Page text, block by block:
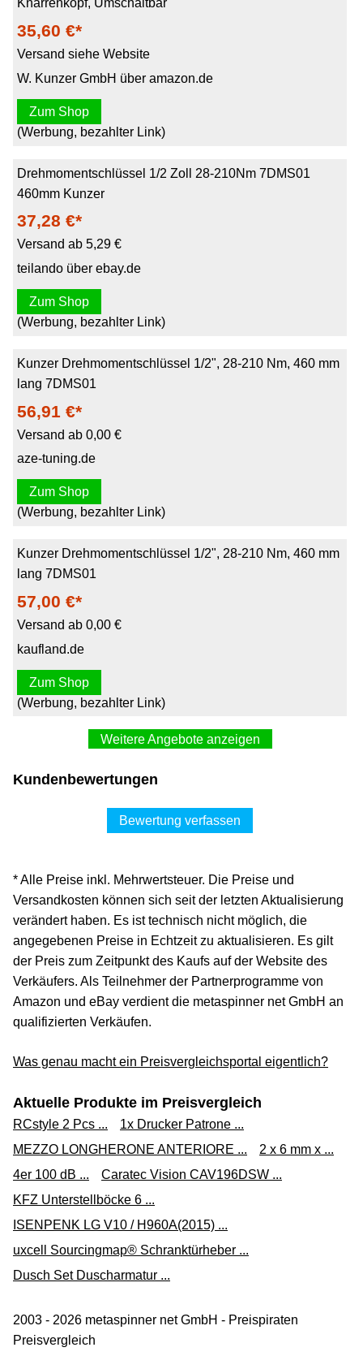
Knarrenkopf, Umschaltbar
35,60 €*
Versand siehe Website
W. Kunzer GmbH über amazon.de
Zum Shop
(Werbung, bezahlter Link)
Drehmomentschlüssel 1/2 Zoll 28-210Nm 7DMS01
460mm Kunzer
37,28 €*
Versand ab 5,29 €
teilando über ebay.de
Zum Shop
(Werbung, bezahlter Link)
Kunzer Drehmomentschlüssel 1/2", 28-210 Nm, 460 mm
lang 7DMS01
56,91 €*
Versand ab 0,00 €
aze-tuning.de
Zum Shop
(Werbung, bezahlter Link)
Kunzer Drehmomentschlüssel 1/2", 28-210 Nm, 460 mm
lang 7DMS01
57,00 €*
Versand ab 0,00 €
kaufland.de
Zum Shop
(Werbung, bezahlter Link)
Weitere Angebote anzeigen
lang 7DMS01
59,90 €*
Versand ab 0,00 €
Zum Shop
(Werbung, bezahlter Link)
NEU 1xKunzer 7DMS01 Drehmomentschlüssel
"Standard" 1/2",Koffer (?109,95/Einheit)
109,95 €*
Versand ab 8,90 €
(Werbung, bezahlter Link)
Kundenbewertungen
Bewertung verfassen
* Alle Preise inkl. Mehrwertsteuer. Die Preise und
Versandkosten können sich seit der letzten Aktualisierung
verändert haben. Es ist technisch nicht möglich, die
angegebenen Preise in Echtzeit zu aktualisieren. Es gilt
der Preis zum Zeitpunkt des Kaufs auf der Website des
Verkäufers. Als Teilnehmer der Partnerprogramme von
Amazon und eBay verdient die metaspinner net GmbH an
qualifizierten Verkäufen.
Was genau macht ein Preisvergleichsportal eigentlich?
Aktuelle Produkte im Preisvergleich
RCstyle 2 Pcs ...
1x Drucker Patrone ...
MEZZO LONGHERONE ANTERIORE ...
2 x 6 mm x ...
4er 100 dB ...
Caratec Vision CAV196DSW ...
KFZ Unterstellböcke 6 ...
ISENPENK LG V10 / H960A(2015) ...
uxcell Sourcingmap® Schranktürheber ...
Dusch Set Duscharmatur ...
2003 - 2026 metaspinner net GmbH - Preispiraten
Preisvergleich